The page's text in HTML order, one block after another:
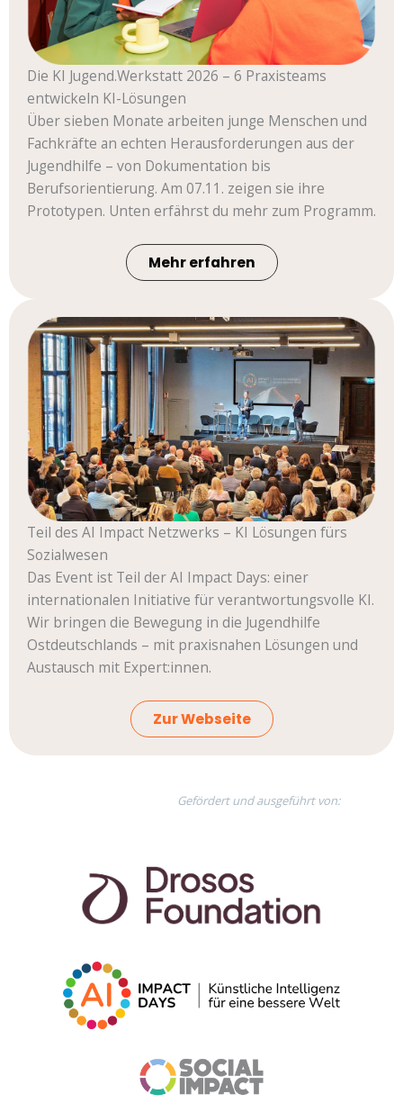
Die KI Jugend.Werkstatt 2026 – 6 Praxisteams
entwickeln KI-Lösungen
Über sieben Monate arbeiten junge Menschen und
Fachkräfte an echten Herausforderungen aus der
Jugendhilfe – von Dokumentation bis
Berufsorientierung. Am 07.11. zeigen sie ihre
Prototypen. Unten erfährst du mehr zum Programm.
Mehr erfahren
Teil des AI Impact Netzwerks – KI Lösungen fürs
Sozialwesen
Das Event ist Teil der AI Impact Days: einer
internationalen Initiative für verantwortungsvolle KI.
Wir bringen die Bewegung in die Jugendhilfe
Ostdeutschlands – mit praxisnahen Lösungen und
Austausch mit Expert:innen.
Zur Webseite
Gefördert und ausgeführt von: